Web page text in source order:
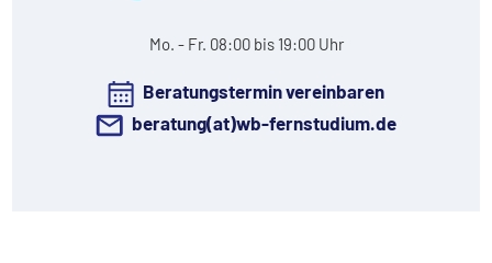
Mo. - Fr. 08:00 bis 19:00 Uhr
Beratungstermin vereinbaren
beratung(at)wb-fernstudium.de